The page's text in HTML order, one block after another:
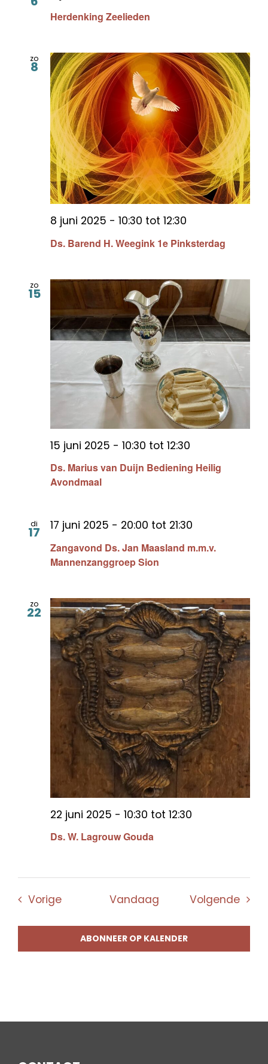
Herdenking Zeelieden
zo
8
Ds. Barend H. Weegink 1e Pinksterdag
8 juni 2025 - 10:30 tot 12:30
zo
15
Ds. Marius van Duijn Bediening Heilig
Avondmaal
15 juni 2025 - 10:30 tot 12:30
di
17
Zangavond Ds. Jan Maasland m.m.v.
Mannenzanggroep Sion
17 juni 2025 - 20:00 tot 21:30
zo
22
Ds. W. Lagrouw Gouda
22 juni 2025 - 10:30 tot 12:30
VorigeEvenementenVandaag Volgende
ABONNEER OP KALENDER